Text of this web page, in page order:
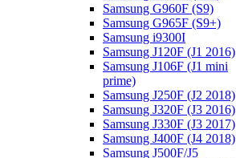
Samsung G960F (S9)
Samsung G965F (S9+)
Samsung i9300I
Samsung J120F (J1 2016)
Samsung J106F (J1 mini
prime)
Samsung J250F (J2 2018)
Samsung J320F (J3 2016)
Samsung J330F (J3 2017)
Samsung J400F (J4 2018)
Samsung J500F/J5